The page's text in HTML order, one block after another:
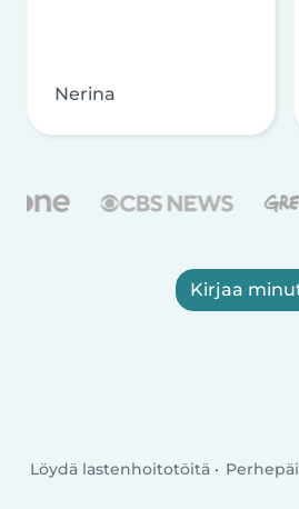
Nerina
Kirjaa
Löydä lastenhoitotöitä